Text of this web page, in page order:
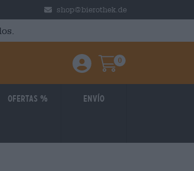
shop@bierothek.de
Einloggen / Anmelden
Warenkorb
0
Ofertas % Envío